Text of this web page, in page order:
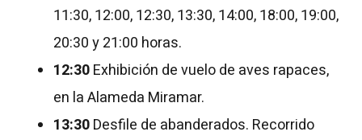
11:30, 12:00, 12:30, 13:30, 14:00, 18:00, 19:00,
20:30 y 21:00 horas.
12:30Exhibición de vuelo de aves rapaces,
en la Alameda Miramar.
13:30Desfile de abanderados. Recorrido